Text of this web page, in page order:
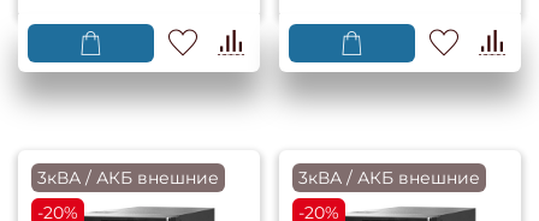
3кВА / АКБ внешние
-20%
3кВА / АКБ внешние
-20%